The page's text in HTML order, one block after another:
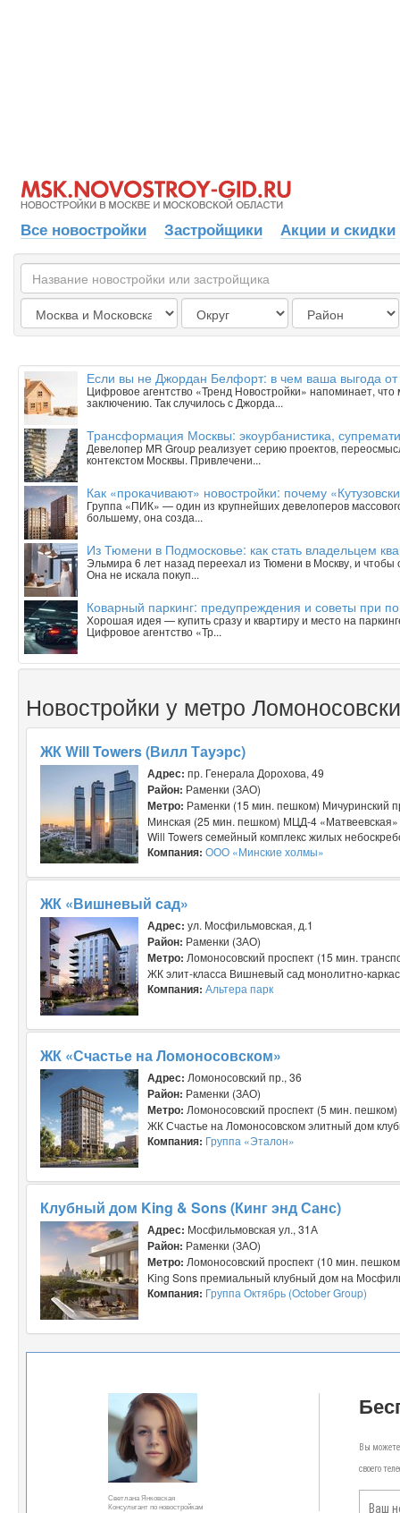
Все новостройки Застройщики Акции и скидки
Если вы не Джордан Белфорт: в чем ваша выгода от
Цифровое агентство «Тренд Новостройки» напоминает,
заключению. Так случилось с Джорда...
Трансформация Москвы: экоурбанистика,
Девелопер MR Group реализует серию проектов,
контекстом Москвы. Привлечени...
Как «прокачивают» новостройки: почему
Группа «ПИК» — один из крупнейших девелоперов
большему, она созда...
Из Тюмени в Подмосковье: как стать владельцем
Эльмира 6 лет назад переехал из Тюмени в Москву, и
Она не искала покуп...
Коварный паркинг: предупреждения и советы при
Хорошая идея — купить сразу и квартиру и место на
Цифровое агентство «Тр...
Новостройки у метро
ЖК Will Towers (Вилл Тауэрс)
Адрес: пр. Генерала Дорохова, 49
Район: Раменки (ЗАО)
Метро: Раменки (15 мин. пешком) Мичуринский
Минская (25 мин. пешком) МЦД-4
Will Towers семейный комплекс жилых
Компания: ООО «Минские холмы»
ЖК «Вишневый сад»
Адрес: ул. Мосфильмовская, д.1
Район: Раменки (ЗАО)
Метро: Ломоносовский проспект (15 мин.
ЖК элит-класса Вишневый сад монолитно-
Компания: Альтера парк
ЖК «Счастье на Ломоносовском»
Адрес: Ломоносовский пр., 36
Район: Раменки (ЗАО)
Метро: Ломоносовский проспект (5 мин. пешком)
ЖК Счастье на Ломоносовском элитный дом
Компания: Группа «Эталон»
Клубный дом King & Sons (Кинг энд Санс)
Адрес: Мосфильмовская ул., 31А
Район: Раменки (ЗАО)
Метро: Ломоносовский проспект (10 мин.
King Sons премиальный клубный дом на
Компания: Группа Октябрь (October Group)
Светлана Янковская
Консультант по новостройкам
Вы
своего